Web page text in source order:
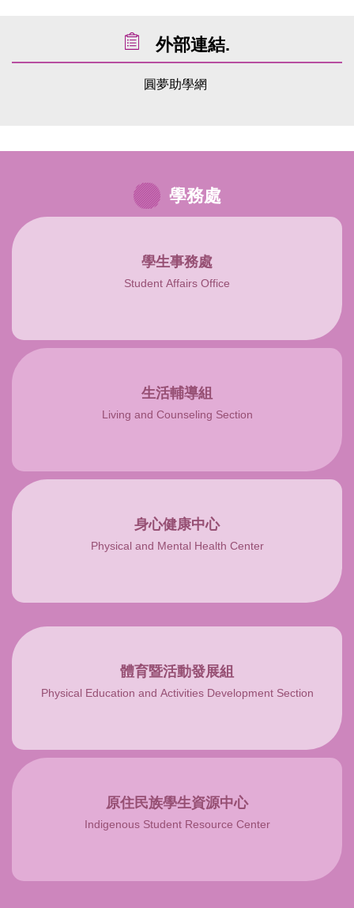
外部連結.
圓夢助學網
學務處
學生事務處
Student Affairs Office
生活輔導組
Living and Counseling Section
身心健康中心
Physical and Mental Health Center
體育暨活動發展組
Physical Education and Activities Development Section
原住民族學生資源中心
Indigenous Student Resource Center